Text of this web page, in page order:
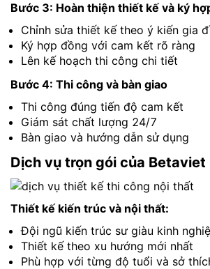
Bước 3: Hoàn thiện thiết kế và ký
Chỉnh sửa thiết kế theo ý kiến gia
Ký hợp đồng với cam kết rõ ràng
Lên kế hoạch thi công chi tiết
Bước 4: Thi công và bàn giao
Thi công đúng tiến độ cam kết
Giám sát chất lượng 24/7
Bàn giao và hướng dẫn sử dụng
Dịch vụ trọn gói của Betaviet
Thiết kế kiến trúc và nội thất:
Đội ngũ kiến trúc sư giàu kinh
Thiết kế theo xu hướng mới nhất
Phù hợp với từng độ tuổi và sở